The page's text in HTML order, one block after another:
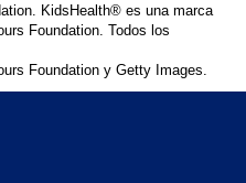
KidsHealth® es una marca
Foundation. Todos los
Foundation y Getty Images.